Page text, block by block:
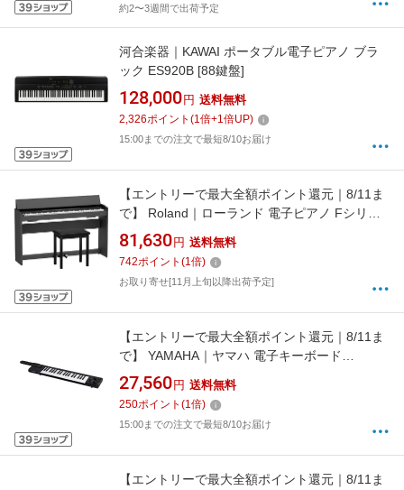
約2〜3週間で出荷予定
河合楽器｜KAWAI ポータブル電子ピアノ ブラ
ック ES920B [88鍵盤]
128,000 円 送料無料
2,326ポイント (1倍+1倍UP)
15:00までの注文で最短8/10お届け
【エントリーで最大全額ポイント還元｜8/11ま
で】 Roland｜ローランド 電子ピアノ Fシリー
ズ ブラック F107-BK [88鍵盤]
81,630 円 送料無料
742ポイント (1倍)
お取り寄せ[11月上旬以降出荷予定]
【エントリーで最大全額ポイント還元｜8/11ま
で】 YAMAHA｜ヤマハ 電子キーボード
sonogenic ソノジェニック SHS-500B ブラック
[37ミニ鍵盤]
27,560 円 送料無料
250ポイント (1倍)
15:00までの注文で最短8/10お届け
【エントリーで最大全額ポイント還元｜8/11ま